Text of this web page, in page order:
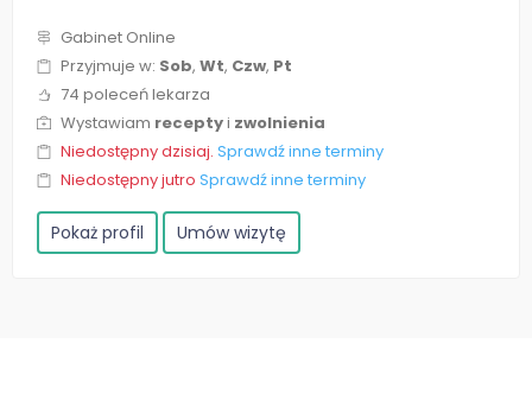
Gabinet Online
Przyjmuje w: Sob, Wt, Czw, Pt
74 poleceń lekarza
Wystawiam receptyi zwolnienia
Niedostępny dzisiaj. Sprawdź inne terminy
Niedostępny jutro Sprawdź inne terminy
Pokaż profil Umów wizytę